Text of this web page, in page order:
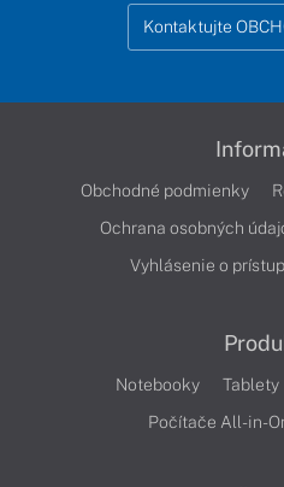
Kontaktujte
Obchodné podmienky
Ochrana osobných
Vyhlásenie o
Notebooky Tablety
Počítače All-in-